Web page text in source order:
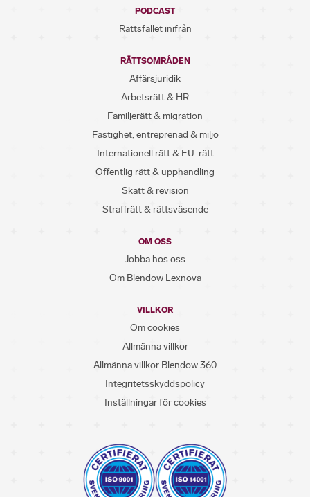
PODCAST
Rättsfallet inifrån
RÄTTSOMRÅDEN
Affärsjuridik
Arbetsrätt & HR
Familjerätt & migration
Fastighet, entreprenad & miljö
Internationell rätt & EU-rätt
Offentlig rätt & upphandling
Skatt & revision
Straffrätt & rättsväsende
OM OSS
Jobba hos oss
Om Blendow Lexnova
VILLKOR
Om cookies
Allmänna villkor
Allmänna villkor Blendow 360
Integritetsskyddspolicy
Inställningar för cookies